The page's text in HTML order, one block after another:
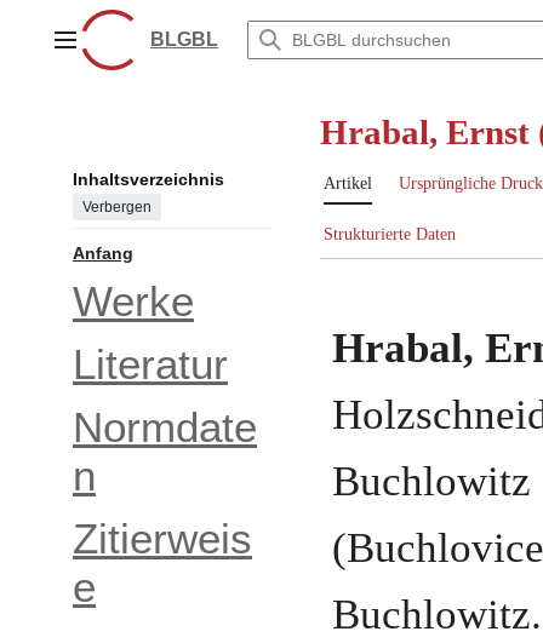
springenHauptmenüBLGBL
Inhaltsverzeichnis
Verbergen
Anfang
Werke
Literatur
Normdate
n
Zitierweis
e
Hrabal, Ernst
Artikel Ursprüngliche
Strukturierte Daten
Hrabal,
Buchlowitz
Buchlowitz